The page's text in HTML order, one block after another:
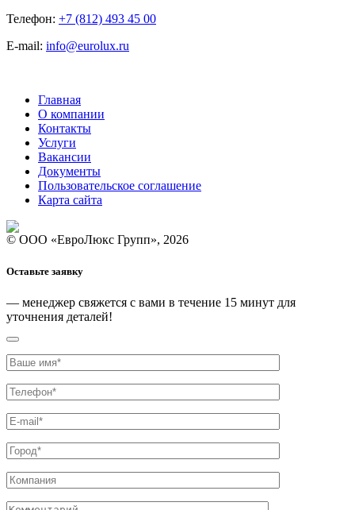
Телефон: +7 (812) 493 45 00
E-mail: info@eurolux.ru
Главная
О компании
Контакты
Услуги
Вакансии
Документы
Пользовательское соглашение
Карта сайта
© ООО «ЕвроЛюкс Групп», 2026
Оставьте заявку
— менеджер свяжется с вами в течение 15 минут для
уточнения деталей!